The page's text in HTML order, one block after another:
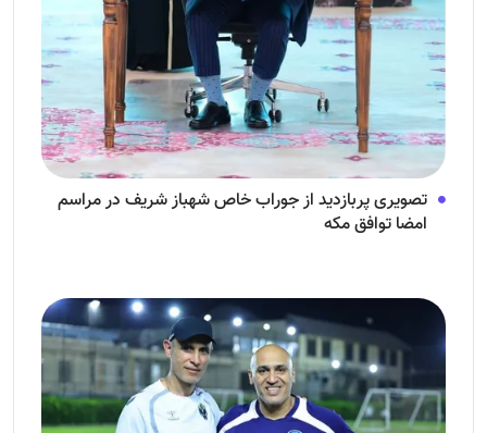
تصویری پربازدید از جوراب‌ خاص شهباز شریف در مراسم
امضا توافق‌ مکه